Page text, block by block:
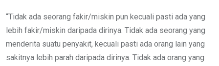
“Tidak ada seorang fakir/miskin pun kecuali pasti ada yang
lebih fakir/miskin daripada dirinya. Tidak ada seorang yang
menderita suatu penyakit, kecuali pasti ada orang lain yang
sakitnya lebih parah daripada dirinya. Tidak ada orang yang